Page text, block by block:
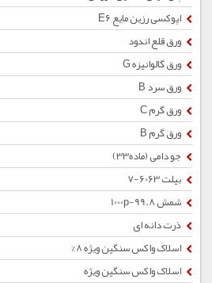
اپوکسی رزین مایع E6
ورق قلع اندود
ورق گالوانیزه G
ورق سرد B
ورق گرم C
ورق گرم B
جو دامی (ماده33)
بیلت 6063-7
شمش 1000p-99.8
ذرت دانه ای
اسلاک واکس سنگین ویژه 8%
اسلاک واکس سنگین ویژه